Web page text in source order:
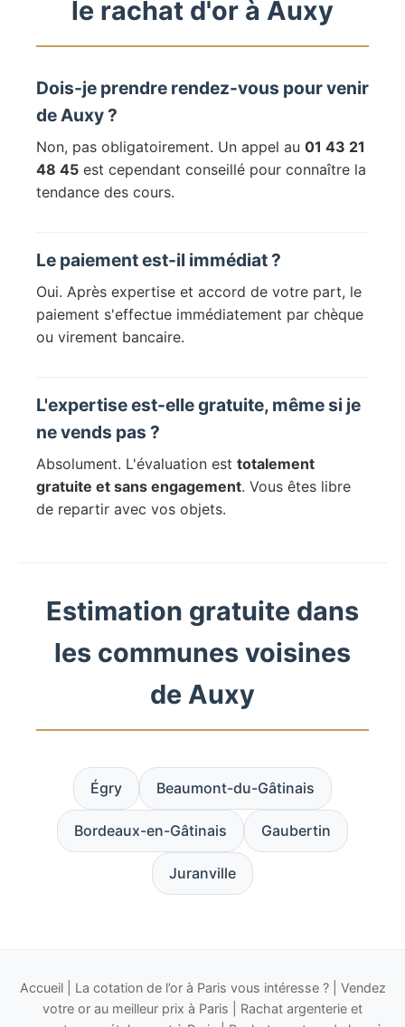
le rachat d'or à Auxy
Dois-je prendre rendez-vous pour venir
de Auxy ?
Non, pas obligatoirement. Un appel au 01 43 21
48 45 est cependant conseillé pour connaître la
tendance des cours.
Le paiement est-il immédiat ?
Oui. Après expertise et accord de votre part, le
paiement s'effectue immédiatement par chèque
ou virement bancaire.
L'expertise est-elle gratuite, même si je
ne vends pas ?
Absolument. L'évaluation est totalement
gratuite et sans engagement. Vous êtes libre
de repartir avec vos objets.
Estimation gratuite dans
les communes voisines
de Auxy
Égry Beaumont-du-Gâtinais
Bordeaux-en-Gâtinais Gaubertin
Juranville
Accueil| La cotation de l’or à Paris vous intéresse ?| Vendez
votre or au meilleur prix à Paris
Rachat argenterie et